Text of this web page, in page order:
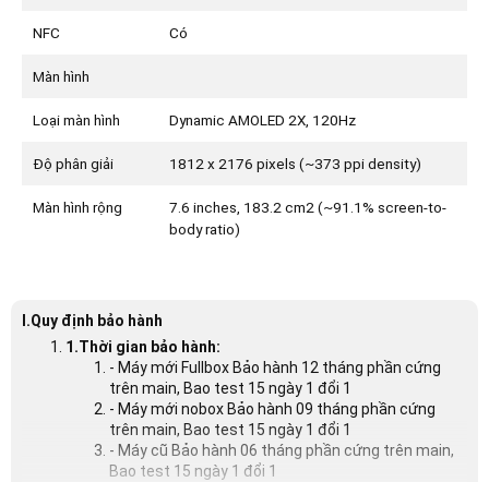
NFC Có
Màn hình
Loại màn hình Dynamic AMOLED 2X, 120Hz
Độ phân giải 1812 x 2176 pixels (~373 ppi density)
Màn hình rộng
7.6 inches, 183.2 cm2 (~91.1% screen-to-
body ratio)
I.Quy định bảo hành
1.Thời gian bảo hành:
- Máy mới Fullbox Bảo hành 12 tháng phần cứng
trên main, Bao test 15 ngày 1 đổi 1
- Máy mới nobox Bảo hành 09 tháng phần cứng
trên main, Bao test 15 ngày 1 đổi 1
- Máy cũ Bảo hành 06 tháng phần cứng trên main,
Bao test 15 ngày 1 đổi 1